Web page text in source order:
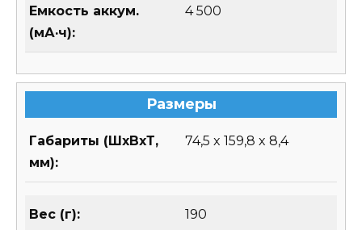
Емкость аккум.
(мА·ч):
4 500
Размеры
Габариты (ШхВхТ,
мм):
74,5 x 159,8 x 8,4
Вес (г): 190